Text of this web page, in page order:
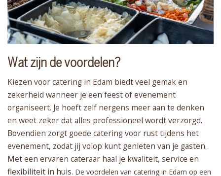
Wat zijn de voordelen?
Kiezen voor catering in Edam biedt veel gemak en
zekerheid wanneer je een feest of evenement
organiseert. Je hoeft zelf nergens meer aan te denken
en weet zeker dat alles professioneel wordt verzorgd.
Bovendien zorgt goede catering voor rust tijdens het
evenement, zodat jij volop kunt genieten van je gasten.
Met een ervaren cateraar haal je kwaliteit, service en
flexibiliteit in huis. De voordelen van catering in Edam op een